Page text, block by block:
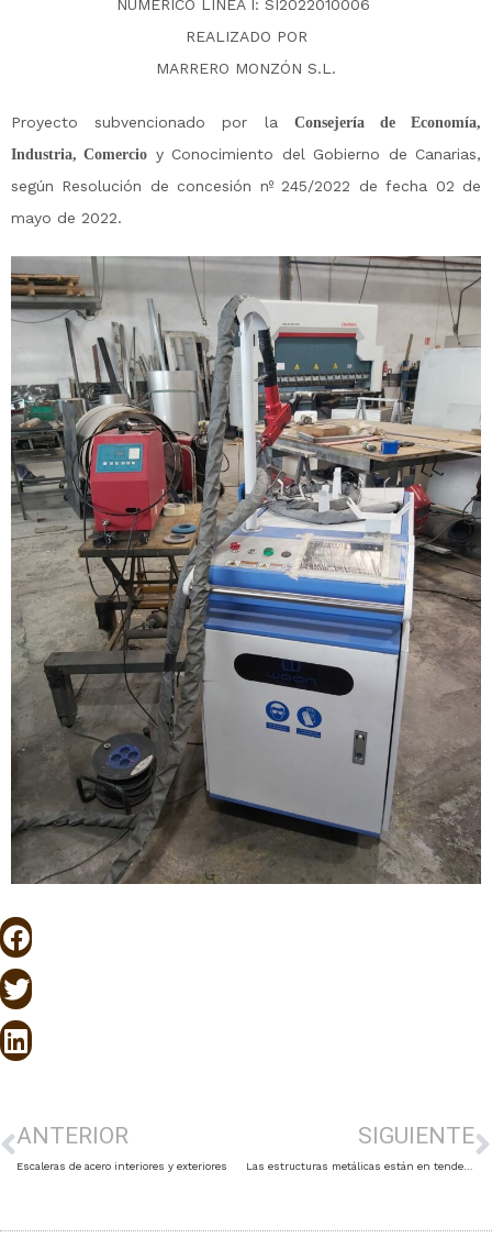
NUMÉRICO LINEA I: SI2022010006
REALIZADO POR
MARRERO MONZÓN S.L.
Proyecto subvencionado por la Consejería de Economía,
Industria, Comercio y Conocimiento del Gobierno de Canarias,
según Resolución de concesión nº 245/2022 de fecha 02 de
mayo de 2022.
ANTERIOR
Escaleras de acero interiores y exteriores
SIGUIENTE
Las estructuras metálicas están en tendencia